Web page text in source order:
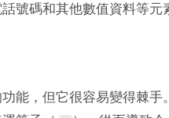
號碼和其他數值資料等元
能，但它很容易變得棘手